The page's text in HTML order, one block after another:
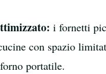
i fornetti
con spazio
portatile.